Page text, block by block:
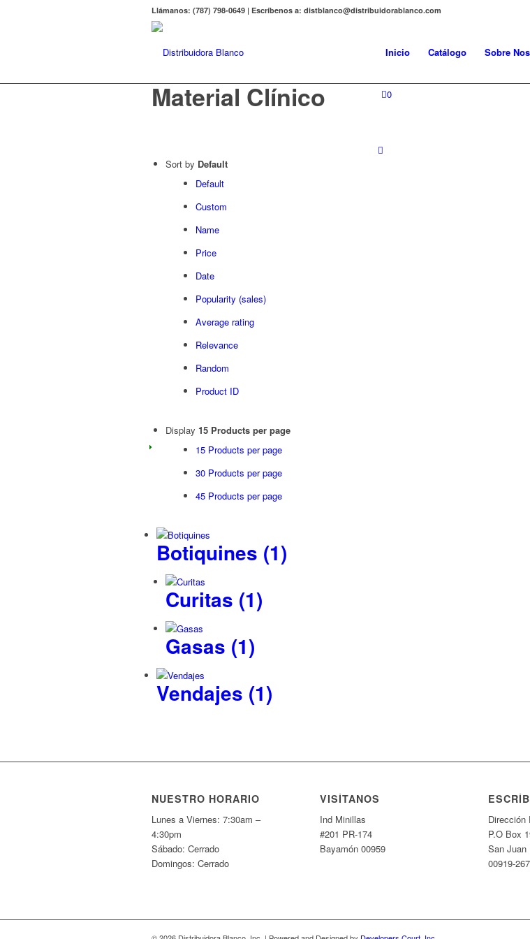
Llámanos: (787) 798-0649 | Escríbenos a: distblanco@distribuidorablanco.com
Inicio Catálogo Sobre
0
Material Clínico
Sort by Default
Default
Custom
Name
Price
Date
Popularity (sales)
Average rating
Relevance
Random
Product ID
Display 15 Products per page
15 Products per page
30 Products per page
45 Products per page
Botiquines (1)
Curitas (1)
Gasas (1)
Vendajes (1)
NUESTRO HORARIO
Lunes a Viernes: 7:30am –
4:30pm
Sábado: Cerrado
Domingos: Cerrado
VISÍTANOS
Ind Minillas
#201 PR-174
Bayamón 00959
Dirección
P.O Box
San Juan
00919-